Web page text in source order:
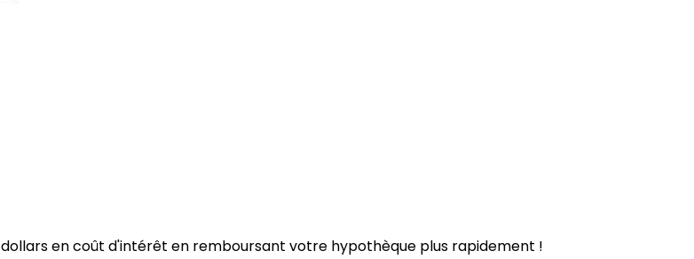
en coût d'intérêt en remboursant votre hypothèque plus rapidement !